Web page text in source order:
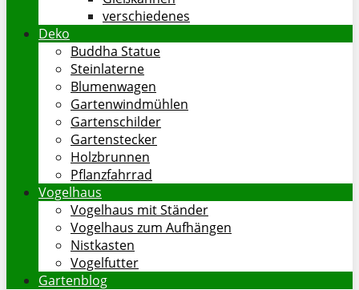
verschiedenes
Deko
Buddha Statue
Steinlaterne
Blumenwagen
Gartenwindmühlen
Gartenschilder
Gartenstecker
Holzbrunnen
Pflanzfahrrad
Vogelhaus
Vogelhaus mit Ständer
Vogelhaus zum Aufhängen
Nistkasten
Vogelfutter
Gartenblog